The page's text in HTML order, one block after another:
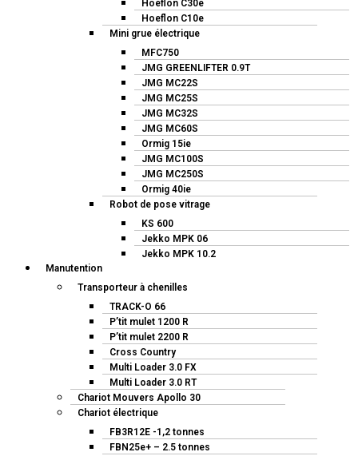
Hoeflon C30e
Hoeflon C10e
Mini grue électrique
MFC750
JMG GREENLIFTER 0.9T
JMG MC22S
JMG MC25S
JMG MC32S
JMG MC60S
Ormig 15ie
JMG MC100S
JMG MC250S
Ormig 40ie
Robot de pose vitrage
KS 600
Jekko MPK 06
Jekko MPK 10.2
Manutention
Transporteur à chenilles
TRACK-O 66
P’tit mulet 1200 R
P’tit mulet 2200 R
Cross Country
Multi Loader 3.0 FX
Multi Loader 3.0 RT
Chariot Mouvers Apollo 30
Chariot électrique
FB3R12E -1,2 tonnes
FBN25e+ – 2.5 tonnes